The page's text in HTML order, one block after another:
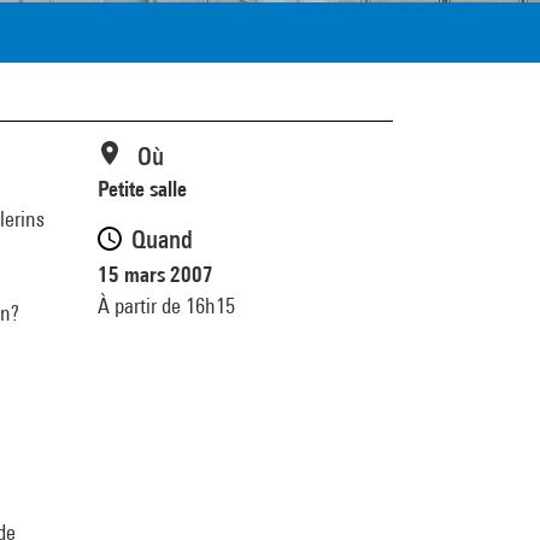
Où
Petite salle
Quand
15 mars 2007
À partir de 16h15